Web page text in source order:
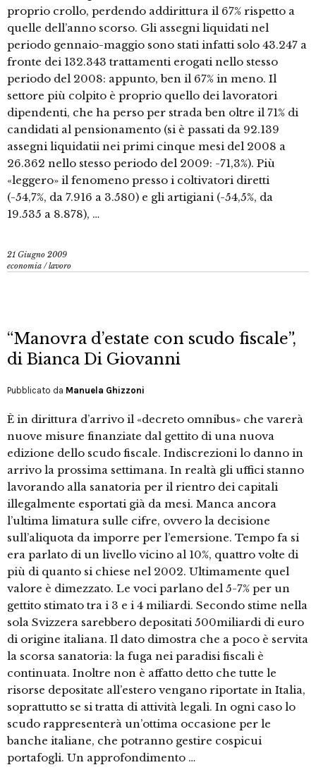
proprio crollo, perdendo addirittura il 67% rispetto a
quelle dell’anno scorso. Gli assegni liquidati nel
periodo gennaio-maggio sono stati infatti solo 43.247 a
fronte dei 132.343 trattamenti erogati nello stesso
periodo del 2008: appunto, ben il 67% in meno. Il
settore più colpito è proprio quello dei lavoratori
dipendenti, che ha perso per strada ben oltre il 71% di
candidati al pensionamento (si è passati da 92.139
assegni liquidatii nei primi cinque mesi del 2008 a
26.362 nello stesso periodo del 2009: -71,3%). Più
«leggero» il fenomeno presso i coltivatori diretti
(-54,7%, da 7.916 a 3.580) e gli artigiani (-54,5%, da
19.535 a 8.878), …
21 Giugno 2009
economia /lavoro
“Manovra d’estate con scudo fiscale”,
di Bianca Di Giovanni
Pubblicato da Manuela Ghizzoni
È in dirittura d’arrivo il «decreto omnibus» che varerà
nuove misure finanziate dal gettito di una nuova
edizione dello scudo fiscale. Indiscrezioni lo danno in
arrivo la prossima settimana. In realtà gli uffici stanno
lavorando alla sanatoria per il rientro dei capitali
illegalmente esportati già da mesi. Manca ancora
l’ultima limatura sulle cifre, ovvero la decisione
sull’aliquota da imporre per l’emersione. Tempo fa si
era parlato di un livello vicino al 10%, quattro volte di
più di quanto si chiese nel 2002. Ultimamente quel
valore è dimezzato. Le voci parlano del 5-7% per un
gettito stimato tra i 3 e i 4 miliardi. Secondo stime nella
sola Svizzera sarebbero depositati 500miliardi di euro
di origine italiana. Il dato dimostra che a poco è servita
la scorsa sanatoria: la fuga nei paradisi fiscali è
continuata. Inoltre non è affatto detto che tutte le
risorse depositate all’estero vengano riportate in Italia,
soprattutto se si tratta di attività legali. In ogni caso lo
scudo rappresenterà un’ottima occasione per le
banche italiane, che potranno gestire cospicui
portafogli. Un approfondimento …